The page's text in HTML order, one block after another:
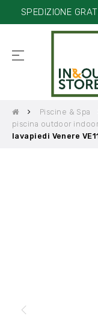
SPEDIZIONE
navigazione
☰
Piscine & Spa
piscina outdoor indoor
lavapiedi Venere